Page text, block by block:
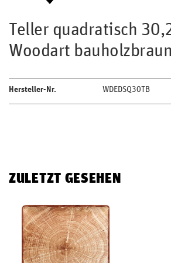
Teller quadratisch
Woodart bauholzbraun
Hersteller-Nr. WDEDSQ30TB
ZULETZT GESEHEN